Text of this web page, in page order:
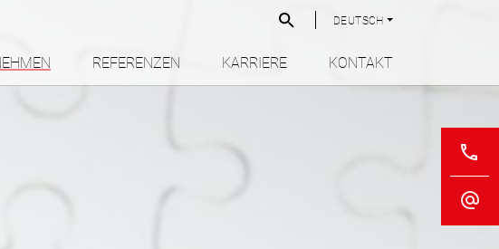
DEUTSCH
REFERENZEN KARRIERE KONTAKT